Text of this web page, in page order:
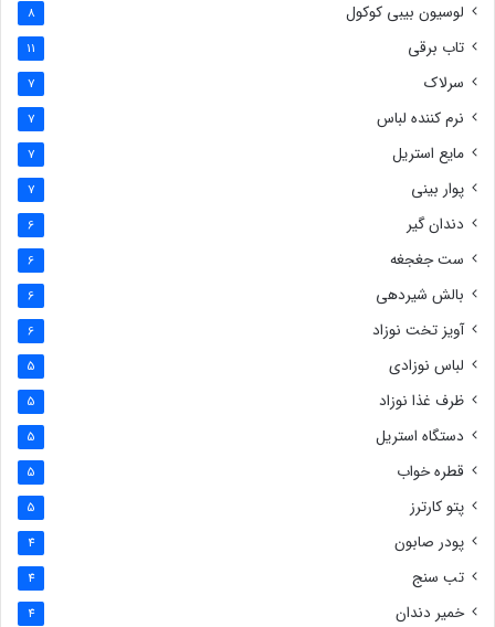
لوسیون بیبی کوکول 8
تاب برقی 11
سرلاک 7
نرم کننده لباس 7
مایع استریل 7
پوار بینی 7
دندان گیر 6
ست جغجغه 6
بالش شیردهی 6
آویز تخت نوزاد 6
لباس نوزادی 5
ظرف غذا نوزاد 5
دستگاه استریل 5
قطره خواب 5
پتو کارترز 5
پودر صابون 4
تب سنج 4
خمیر دندان 4